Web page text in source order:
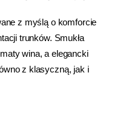
z myślą o komforcie
trunków. Smukła
wina, a elegancki
z klasyczną, jak i